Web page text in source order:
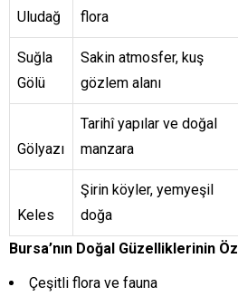
Uludağ
flora
Suğla
Gölü
Sakin atmosfer, kuş
gözlem alanı
Gölyazı
Tarihî yapılar ve doğal
manzara
Keles
Şirin köyler, yemyeşil
doğa
Bursa’nın Doğal Güzelliklerinin
Çeşitli flora ve fauna